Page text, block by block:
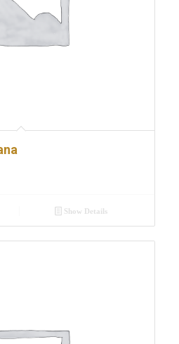
Show Details